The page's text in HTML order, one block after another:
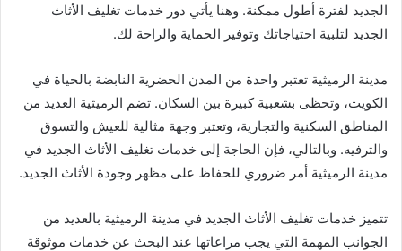
الجديد لفترة أطول ممكنة. وهنا يأتي دور خدمات تغليف الأثاث
الجديد لتلبية احتياجاتك وتوفير الحماية والراحة لك.
مدينة الرميثية تعتبر واحدة من المدن الحضرية النابضة بالحياة في
الكويت، وتحظى بشعبية كبيرة بين السكان. تضم الرميثية العديد من
المناطق السكنية والتجارية، وتعتبر وجهة مثالية للعيش والتسوق
والترفيه. وبالتالي، فإن الحاجة إلى خدمات تغليف الأثاث الجديد في
مدينة الرميثية أمر ضروري للحفاظ على مظهر وجودة الأثاث الجديد.
تتميز خدمات تغليف الأثاث الجديد في مدينة الرميثية بالعديد من
الجوانب المهمة التي يجب مراعاتها عند البحث عن خدمات موثوقة